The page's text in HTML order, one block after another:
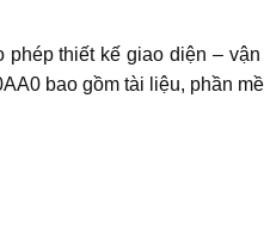
thiết kế giao diện –
bao gồm tài liệu, phần